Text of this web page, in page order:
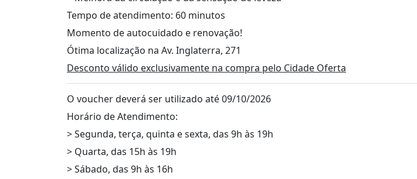
Tempo de atendimento: 60 minutos
Momento de autocuidado e renovação!
Ótima localização na Av. Inglaterra, 271
Desconto válido exclusivamente na compra pelo Cidade Oferta
O voucher deverá ser utilizado até 09/10/2026
Horário de Atendimento:
> Segunda, terça, quinta e sexta, das 9h às 19h
> Quarta, das 15h às 19h
> Sábado, das 9h às 16h